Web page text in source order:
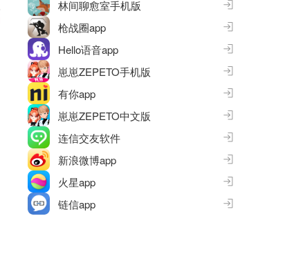
林间聊愈室手机版
枪战圈app
Hello语音app
崽崽ZEPETO手机版
有你app
崽崽ZEPETO中文版
连信交友软件
新浪微博app
火星app
链信app